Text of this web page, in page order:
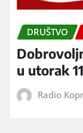
DRUŠTVO
u utorak
Radio